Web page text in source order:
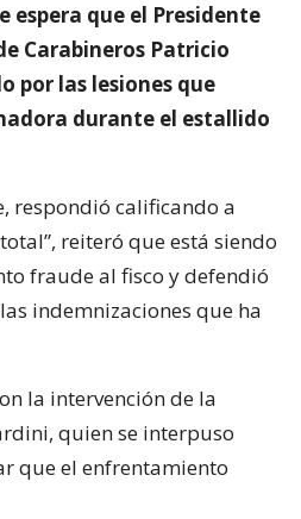
espera que el Presidente
Carabineros Patricio
por las lesiones que
durante el estallido
respondió calificando a
reiteró que está siendo
fraude al fisco y defendió
indemnizaciones que ha
la intervención de la
quien se interpuso
que el enfrentamiento